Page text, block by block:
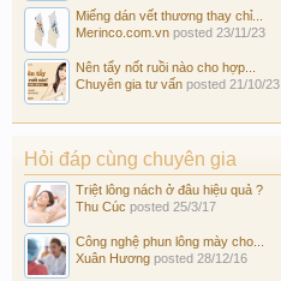
Miếng dán vết thương thay chỉ...
Merinco.com.vn posted 23/11/23
Nên tẩy nốt ruồi nào cho hợp...
Chuyên gia tư vấn posted 21/10/23
Hỏi đáp cùng chuyên gia
Triệt lông nách ở đâu hiệu quả ?
Thu Cúc posted 25/3/17
Công nghệ phun lông mày cho...
Xuân Hương posted 28/12/16